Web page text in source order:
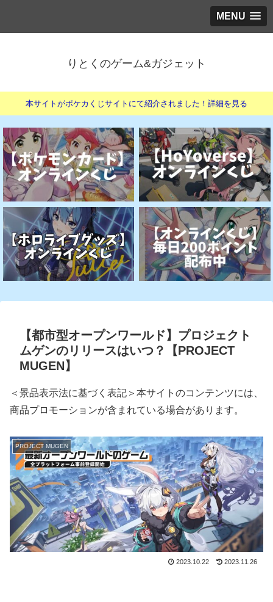
MENU
りとくのゲーム&ガジェット
本サイトがポケカくじサイトにて紹介されました！詳細を見る
【都市型オープンワールド】プロジェクト
ムゲンのリリースはいつ？【PROJECT
MUGEN】
＜景品表示法に基づく表記＞本サイトのコンテンツには、
商品プロモーションが含まれている場合があります。
PROJECT MUGEN
2023.10.22 2023.11.26